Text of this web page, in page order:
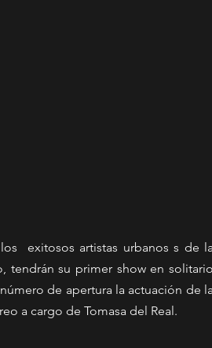
exitosos artistas urbanos s de
tendrán su primer show en solitario
de apertura la actuación de
a cargo de Tomasa del Real.